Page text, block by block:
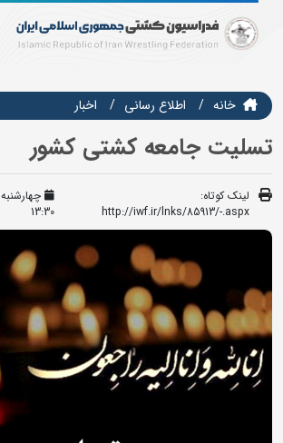
خانه اطلاع رسانی اخبار
تسلیت جامعه کشتی کشور
لینک کوتاه:
http://iwf.ir/lnks/85913/-.aspx
چهارشنبه ۲۷ خرداد ۱۴۰۵
13:30